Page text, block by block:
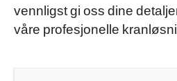
vennligst gi oss dine
våre profesjonelle